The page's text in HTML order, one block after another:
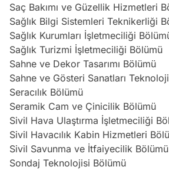
Saç Bakımı ve Güzellik Hizmetleri
Sağlık Bilgi Sistemleri Teknikerliği
Sağlık Kurumları İşletmeciliği
Sağlık Turizmi İşletmeciliği Bölümü
Sahne ve Dekor Tasarımı Bölümü
Sahne ve Gösteri Sanatları
Seracılık Bölümü
Seramik Cam ve Çinicilik Bölümü
Sivil Hava Ulaştırma İşletmeciliği
Sivil Havacılık Kabin Hizmetleri
Sivil Savunma ve İtfaiyecilik Bölümü
Sondaj Teknolojisi Bölümü